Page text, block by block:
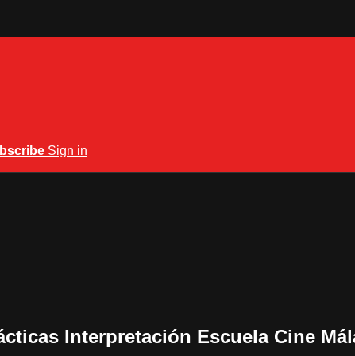
Sign in
Interpretación Escuela Cine